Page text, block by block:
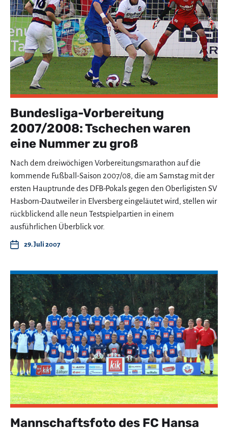
Bundesliga-Vorbereitung
2007/2008: Tschechen waren
eine Nummer zu groß
Nach dem dreiwöchigen Vorbereitungsmarathon auf die
kommende Fußball-Saison 2007/08, die am Samstag mit der
ersten Hauptrunde des DFB-Pokals gegen den Oberligisten SV
Hasborn-Dautweiler in Elversberg eingeläutet wird, stellen wir
rückblickend alle neun Testspielpartien in einem
ausführlichen Überblick vor.
29. Juli 2007
Mannschaftsfoto des FC Hansa